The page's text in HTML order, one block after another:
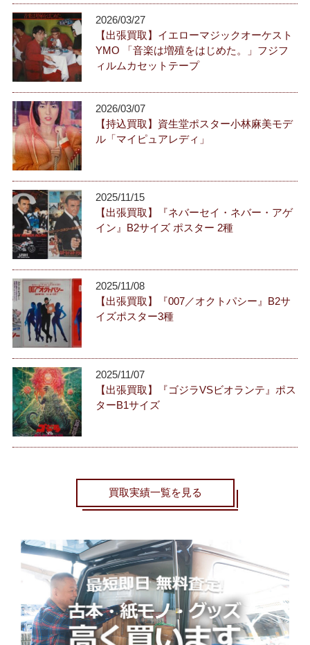
2026/03/27
【出張買取】イエローマジックオーケスト
YMO 「音楽は増殖をはじめた。」フジフ
ィルムカセットテープ
2026/03/07
【持込買取】資生堂ポスター小林麻美モデ
ル「マイピュアレディ」
2025/11/15
【出張買取】『ネバーセイ・ネバー・アゲ
イン』B2サイズ ポスター 2種
2025/11/08
【出張買取】『007／オクトパシー』B2サ
イズポスター3種
2025/11/07
【出張買取】『ゴジラVSビオランテ』ポス
ターB1サイズ
買取実績一覧を見る